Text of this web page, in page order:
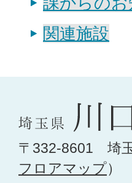
関連施設
〒332-8601 埼
フロアマップ）